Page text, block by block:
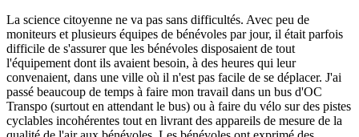
La science citoyenne ne va pas sans difficultés. Avec peu de
moniteurs et plusieurs équipes de bénévoles par jour, il était parfois
difficile de s'assurer que les bénévoles disposaient de tout
l'équipement dont ils avaient besoin, à des heures qui leur
convenaient, dans une ville où il n'est pas facile de se déplacer. J'ai
passé beaucoup de temps à faire mon travail dans un bus d'OC
Transpo (surtout en attendant le bus) ou à faire du vélo sur des pistes
cyclables incohérentes tout en livrant des appareils de mesure de la